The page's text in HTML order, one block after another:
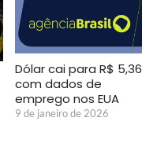
Dólar cai para R$ 5,36
com dados de
emprego nos EUA
9 de janeiro de 2026